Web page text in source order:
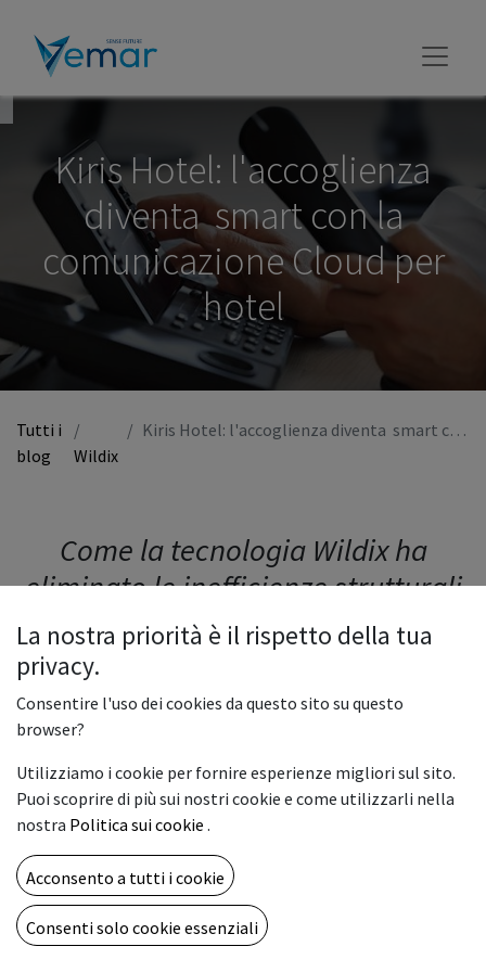
Kiris Hotel: l'accoglienza
diventa smart con la
comunicazione Cloud per
hotel
Tutti i
blog
Wildix
Kiris Hotel: l'accoglienza diventa smart con la comunicazione Cloud per hotel
Come la tecnologia Wildix ha
eliminato le inefficienze strutturali
garantendo standard di risposta
immediati
Comeridurre dell'83% le chiamate persealla reception
e aumentare di +1,6 punti la soddisfazione degli ospiti
grazie a uncentralino cloud
IlKiris Hotelha trasformato la propria comunicazione
interna adottando una piattaforma di
Communication in cloud
, migliorando continuità
operativa, flessibilità dello staff e
La nostra priorità è il rispetto della tua
privacy.
Consentire l'uso dei cookies da questo sito su questo
browser?
Utilizziamo i cookie per fornire esperienze migliori sul sito.
Puoi scoprire di più sui nostri cookie e come utilizzarli nella
nostra Politica sui cookie .
Acconsento a tutti i cookie
Consenti solo cookie essenziali